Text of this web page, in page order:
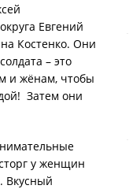
Евгений
Костенко. Они
– это
и жёнам, чтобы
Затем они
у женщин
Вкусный